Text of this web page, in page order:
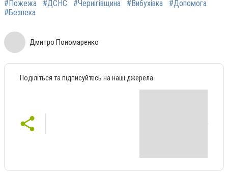
#Пожежа #ДСНС #Чернігівщина #Вибухівка
#Допомога
#Безпека
Дмитро Пономаренко
Поділіться та підписуйтесь на наші джерела